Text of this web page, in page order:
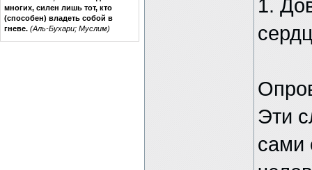
многих, силен лишь тот, кто
(способен) владеть собой в
гневе. (Аль-Бухари; Муслим)
1.
Эти
сами